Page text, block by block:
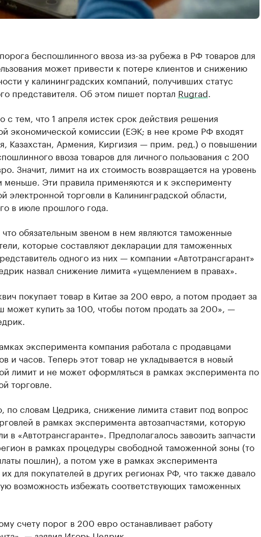
беспошлинного ввоза из-за рубежа в РФ товаров для
может привести к потере клиентов и снижению
у калининградских компаний, получивших статус
представителя. Об этом пишет портал Rugrad
с тем, что 1 апреля истек срок действия решения
экономической комиссии (ЕЭК; в нее кроме РФ входят
Казахстан, Армения, Киргизия — прим. ред.) о повышении
ввоза товаров для личного пользования с 200
Значит, лимит на их стоимость возвращается на уровень
меньше. Эти правила применяются и к эксперименту
электронной торговли в Калининградской области,
в июле прошлого года.
обязательным звеном в нем являются таможенные
которые составляют декларации для таможенных
одного из них — компании «Автотрансгарант»
назвал снижение лимита «ущемлением в правах».
покупает товар в Китае за 200 евро, а потом продает за
может купить за 100, чтобы потом продать за 200», —
эксперимента компания работала с продавцами
и часов. Теперь этот товар не укладывается в новый
лимит и не может оформляться в рамках эксперимента по
торговле.
по словам Цедрика, снижение лимита ставит под вопрос
в рамках эксперимента автозапчастями, которую
в «Автотрансгаранте». Предполагалось завозить запчасти
в рамках процедуры свободной таможенной зоны (то
пошлин), а потом уже в рамках эксперимента
для покупателей в других регионах РФ, что также давало
возможность избежать соответствующих таможенных
счету порог в 200 евро останавливает работу